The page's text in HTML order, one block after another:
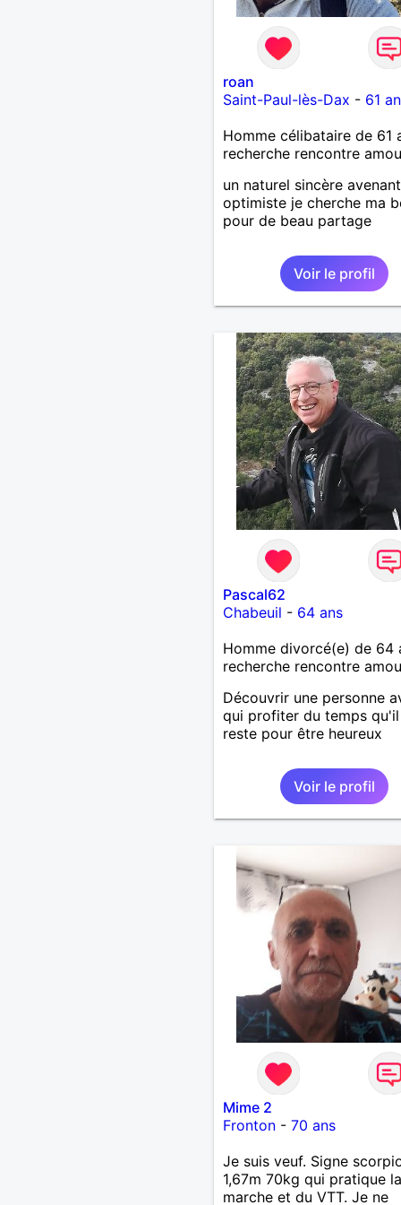
roan
Saint-Paul-lès-Dax - 61
Homme célibataire de 61
recherche rencontre
un naturel sincère
optimiste je cherche ma
pour de beau partage
Voir le profil
Pascal62
Chabeuil - 64 ans
Homme divorcé(e) de 64
recherche rencontre
Découvrir une personne
qui profiter du temps
reste pour être heureux
Voir le profil
Mime 2
Fronton- 70 ans
Je suis veuf. Signe
1,67m 70kg qui pratique la
marche et du VTT. Je ne